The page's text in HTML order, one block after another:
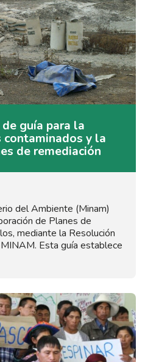
guía para la
y la
de remediación
del Ambiente (Minam)
de Planes de
mediante la Resolución
Esta guía establece